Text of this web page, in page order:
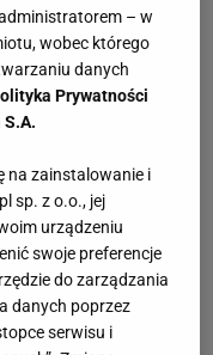
– w
wobec którego
danych
Prywatności
na zainstalowanie i
sp. z o.o., jej
urządzeniu
swoje preferencje
do zarządzania
danych poprzez
serwisu i